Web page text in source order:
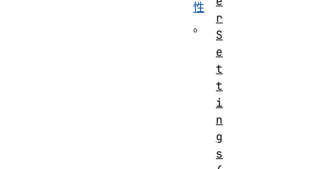
性
。
r
S
e
t
t
i
n
g
s